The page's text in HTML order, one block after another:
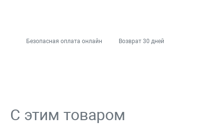
Безопасная оплата онлайн Возврат 30 дней
С этим товаром